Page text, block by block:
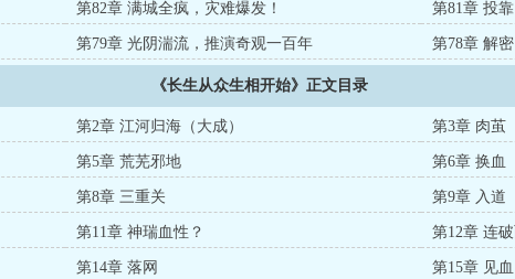
第82章 满城全疯，灾难爆发！ 第81章 投
第79章 光阴湍流，推演奇观一百年 第78章 解
《长生从众生相开始》正文目录
第2章 江河归海（大成） 第3章 肉茧
第5章 荒芜邪地 第6章 换血
第8章 三重关 第9章 入道
第11章 神瑞血性？ 第12章 连
第14章 落网 第15章 见血